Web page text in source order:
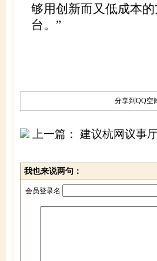
够用创新而又低成本
台。”
分享到 QQ空
上一篇： 建议杭网议事
我也来说两句：
会员登录名